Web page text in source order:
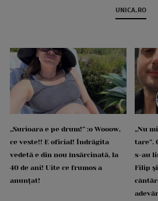
UNICA.RO
„Surioara e pe drum!” :o Wooow,
ce veste!! E oficial! Îndrăgita
vedetă e din nou însărcinată, la
40 de ani! Uite ce frumos a
anunțat!
„Nu
tare”.
s-au
Filip